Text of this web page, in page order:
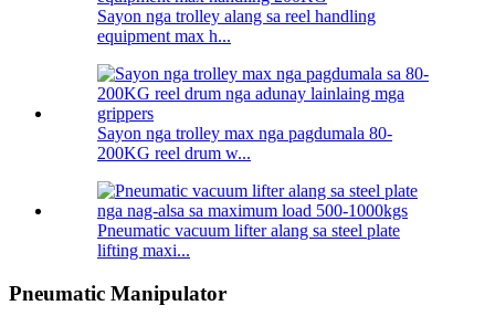
Sayon nga trolley alang sa reel handling
equipment max h...
Sayon nga trolley max nga pagdumala 80-
200KG reel drum w...
Pneumatic vacuum lifter alang sa steel plate
lifting maxi...
Pneumatic Manipulator